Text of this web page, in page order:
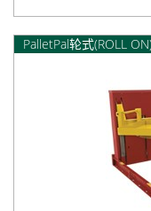
PalletPal轮式(ROLL